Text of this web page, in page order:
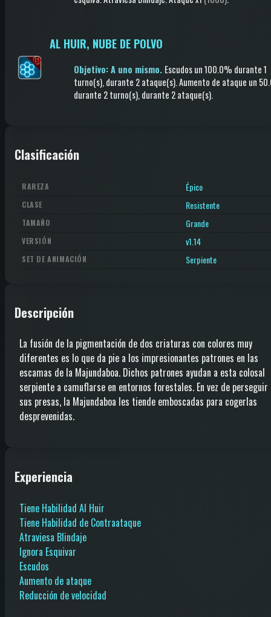
AL HUIR, NUBE DE POLVO
Objetivo: A uno mismo. Escudosun 100.0% durante 1
turno(s), durante 2 ataque(s).Aumento de ataque un
durante 2 turno(s), durante 2 ataque(s).
Clasificación
RAREZA Épico
CLASE Resistente
TAMAÑO Grande
VERSIÓN v1.14
SET DE ANIMACIÓN Serpiente
Descripción
La fusión de la pigmentación de dos criaturas con colores muy
diferentes es lo que da pie a los impresionantes patrones en las
escamas de la Majundaboa. Dichos patrones ayudan a esta colosal
serpiente a camuflarse en entornos forestales. En vez de perseguir
sus presas, la Majundaboa les tiende emboscadas para cogerlas
desprevenidas.
Experiencia
Tiene Habilidad Al Huir
Tiene Habilidad de Contraataque
Atraviesa Blindaje
Ignora Esquivar
Escudos
Aumento de ataque
Reducción de velocidad